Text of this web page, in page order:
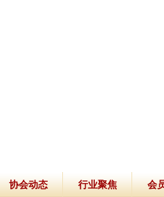
协会动态 行业聚焦 会